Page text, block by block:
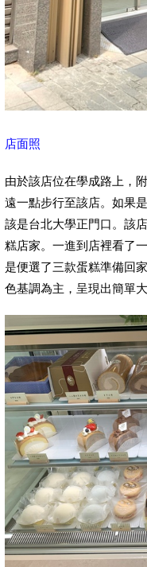
店面照
由於該店位在學成路上，
遠一點步行至該店。如果
該是台北大學正門口。該
糕店家。一進到店裡看了
是便選了三款蛋糕準備回
色基調為主，呈現出簡單大